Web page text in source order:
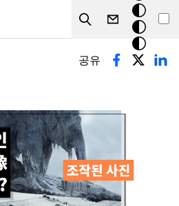
Search
크
모
드
공유